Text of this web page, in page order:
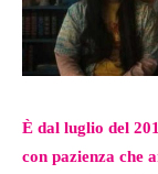
È dal luglio del
con pazienza che